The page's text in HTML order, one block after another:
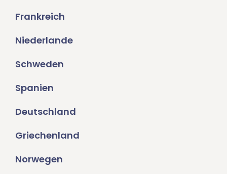
Frankreich
Niederlande
Schweden
Spanien
Deutschland
Griechenland
Norwegen